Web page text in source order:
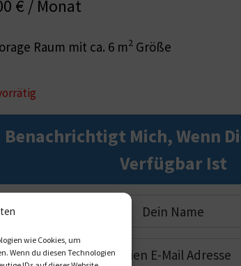
wie Cookies, um
Wenn du diesen Technologien
€ / Monat
Raum mit ca. 6 m2Größe
Benachrichtigt Mich, Wenn
Verfügbar Ist